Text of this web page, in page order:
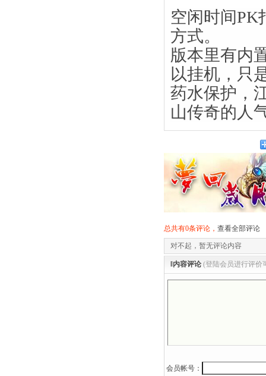
空闲时间PK
方式。
版本里有内
以挂机，只
药水保护，
山传奇的人
总共有0条评论， 查看全部评论
对不起，暂无评论内容
‖内容评论 (登陆会员进行评价
会员帐号：